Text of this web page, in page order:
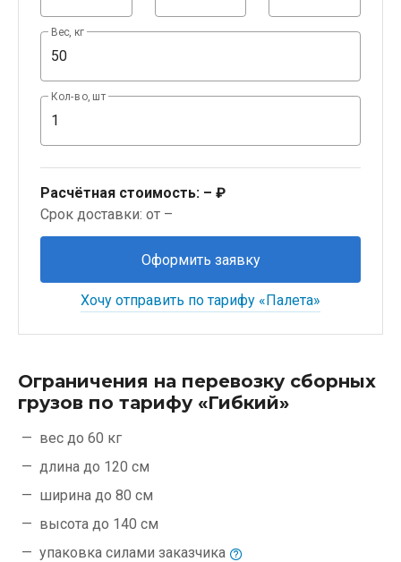
Вес, кг
Кол-во, шт
Расчётная стоимость: – ₽
Срок доставки: от –
Оформить заявку
Хочу отправить по тарифу «Палета»
Ограничения на перевозку сборных
грузов по тарифу «Гибкий»
вес до 60 кг
длина до 120 см
ширина до 80 см
высота до 140 см
упаковка силами заказчика